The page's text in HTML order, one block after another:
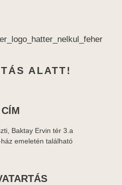
ALATT!
CÍM
Baktay Ervin tér 3.a
emeletén található